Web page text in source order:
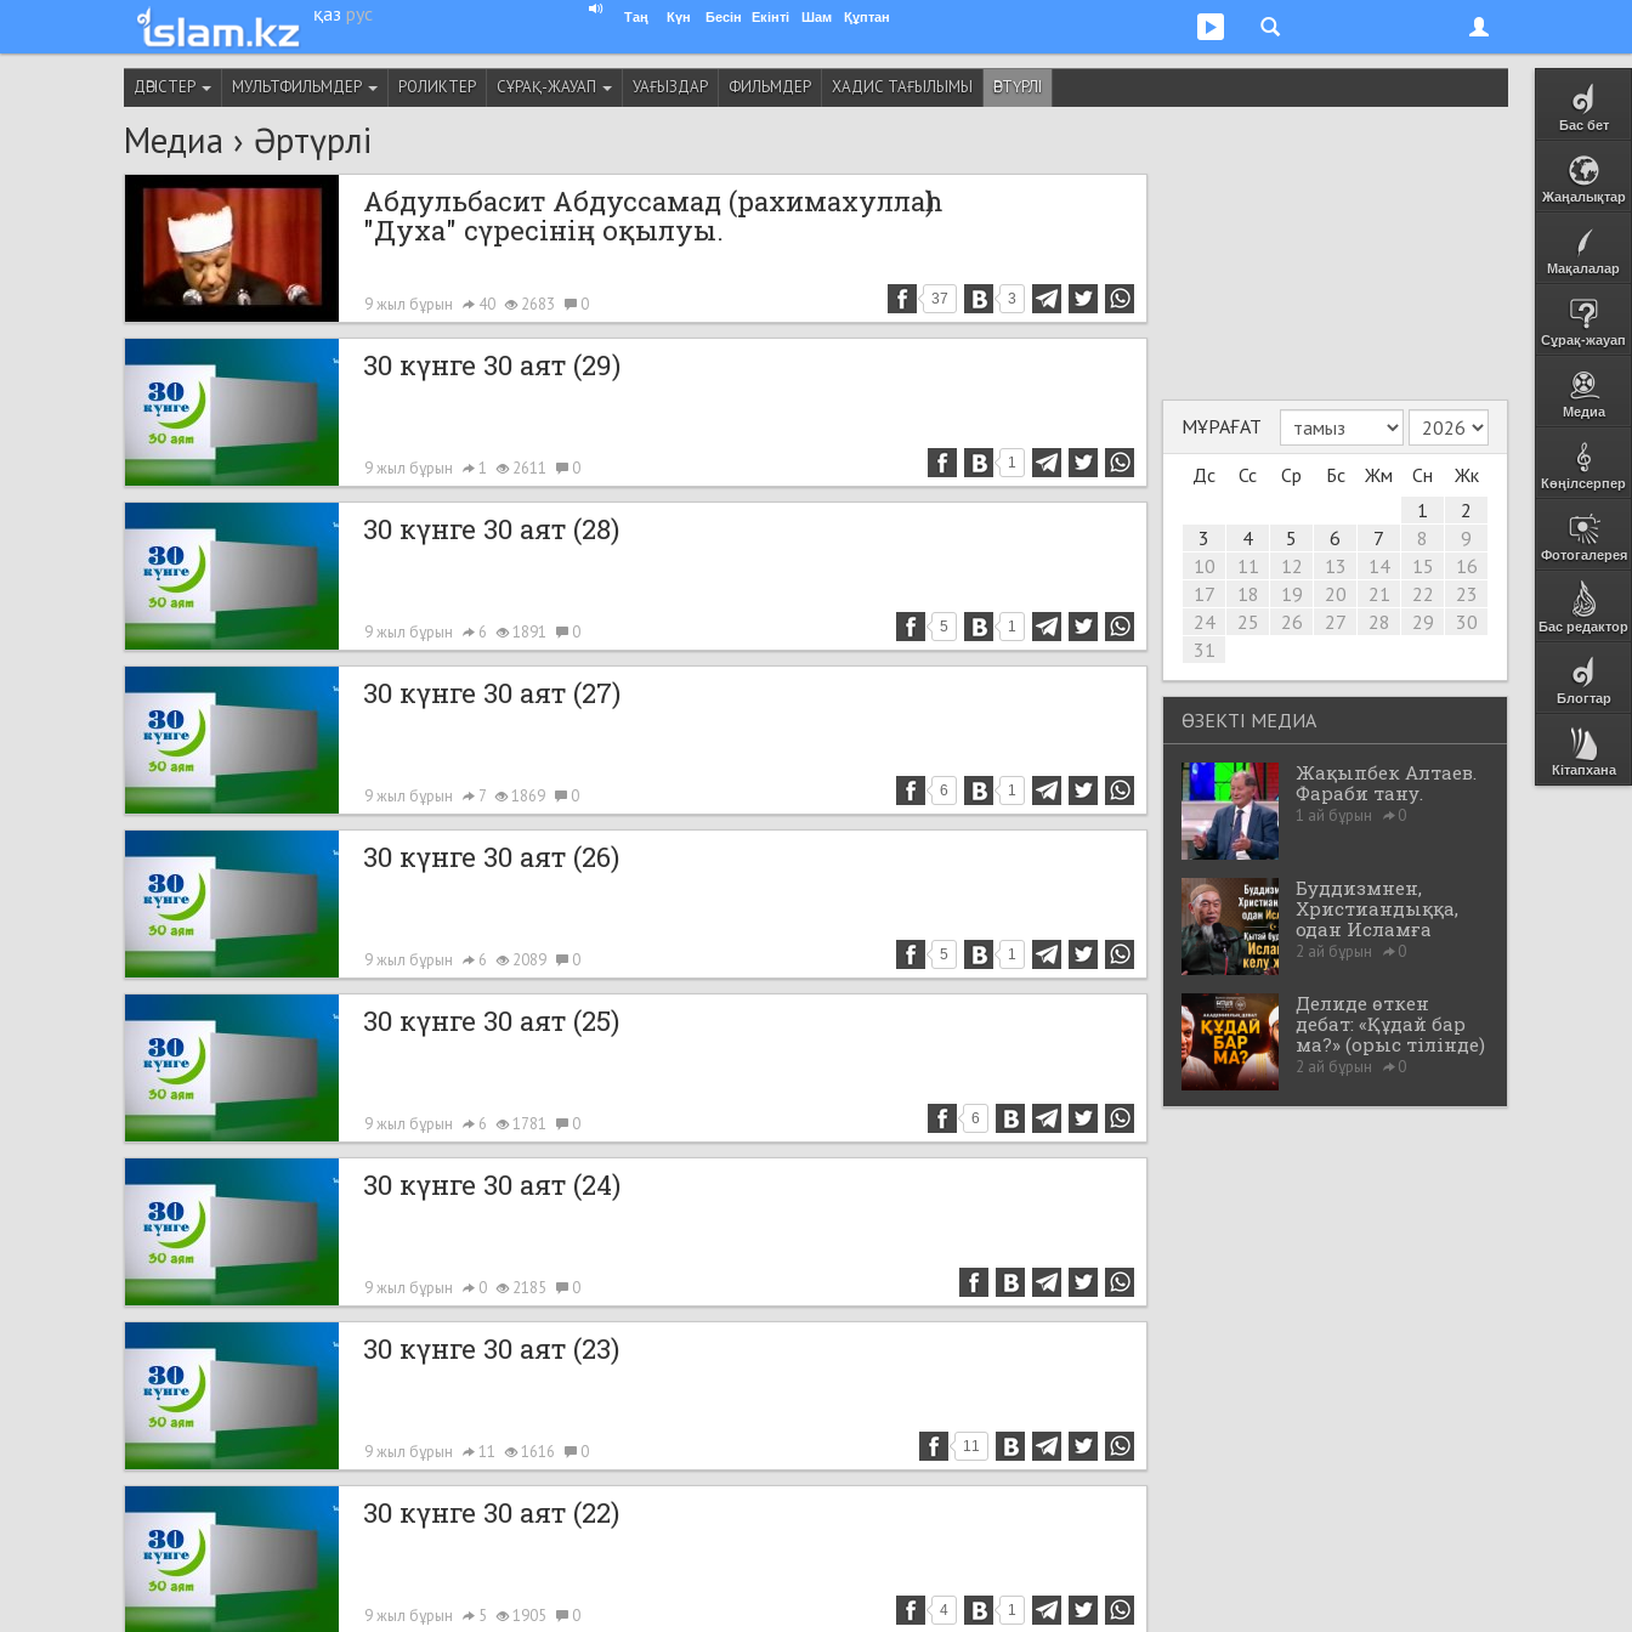
қаз рус Таң Күн Бесін Екінті Шам Құптан
Бас бет
Жаңалықтар
Мақалалар
Сұрақ-жауап
Медиа
Көңілсерпер
Фотогалерея
Бас редактор
Блогтар
Кітапхана
ДӘРІСТЕР МУЛЬТФИЛЬМДЕР РОЛИКТЕР СҰРАҚ-ЖАУАП УАҒЫЗДАР ФИЛЬМДЕР ХАДИС ТАҒЫЛЫМЫ ӘРТҮРЛІ
Медиа › Әртүрлі
Абдульбасит Абдуссамад (рахимахуллаһ)
"Духа" сүресінің оқылуы.
9 жыл бұрын 40 2683 0 37 3
30 күнге 30 аят (29)
9 жыл бұрын 1 2611 0 1
30 күнге 30 аят (28)
9 жыл бұрын 6 1891 0 5 1
30 күнге 30 аят (27)
9 жыл бұрын 7 1869 0 6 1
30 күнге 30 аят (26)
9 жыл бұрын 6 2089 0 5 1
30 күнге 30 аят (25)
9 жыл бұрын 6 1781 0 6
30 күнге 30 аят (24)
9 жыл бұрын 0 2185 0
30 күнге 30 аят (23)
9 жыл бұрын 11 1616 0 11
30 күнге 30 аят (22)
9 жыл бұрын 5 1905 0 4 1
МҰРАҒАТ
Дс
Сс Ср Бс Жм Сн
Жк
1
2
3
4 5 6 7 8
9
10
11 12 13 14 15
16
17
18 19 20 21 22
23
24
25 26 27 28 29
30
31
ӨЗЕКТІ МЕДИА
Жақыпбек Алтаев.
Фараби тану.
1 ай бұрын 0
Буддизмнен,
Христиандыққа,
одан Исламға
2 ай бұрын 0
Делиде өткен
дебат: «Құдай бар
ма?» (орыс тілінде)
2 ай бұрын 0